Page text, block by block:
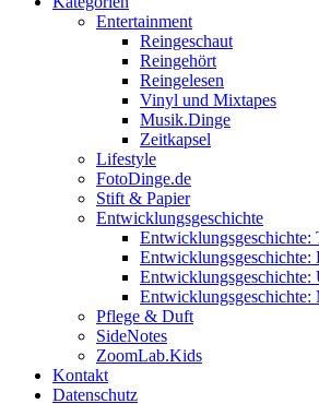
Entertainment
Reingeschaut
Reingehört
Reingelesen
Vinyl und Mixtapes
Musik.Dinge
Zeitkapsel
Lifestyle
FotoDinge.de
Stift & Papier
Entwicklungsgeschichte
Entwicklungsgeschichte:
Entwicklungsgeschichte:
Entwicklungsgeschichte:
Entwicklungsgeschichte:
Pflege & Duft
SideNotes
ZoomLab.Kids
Kontakt
Datenschutz